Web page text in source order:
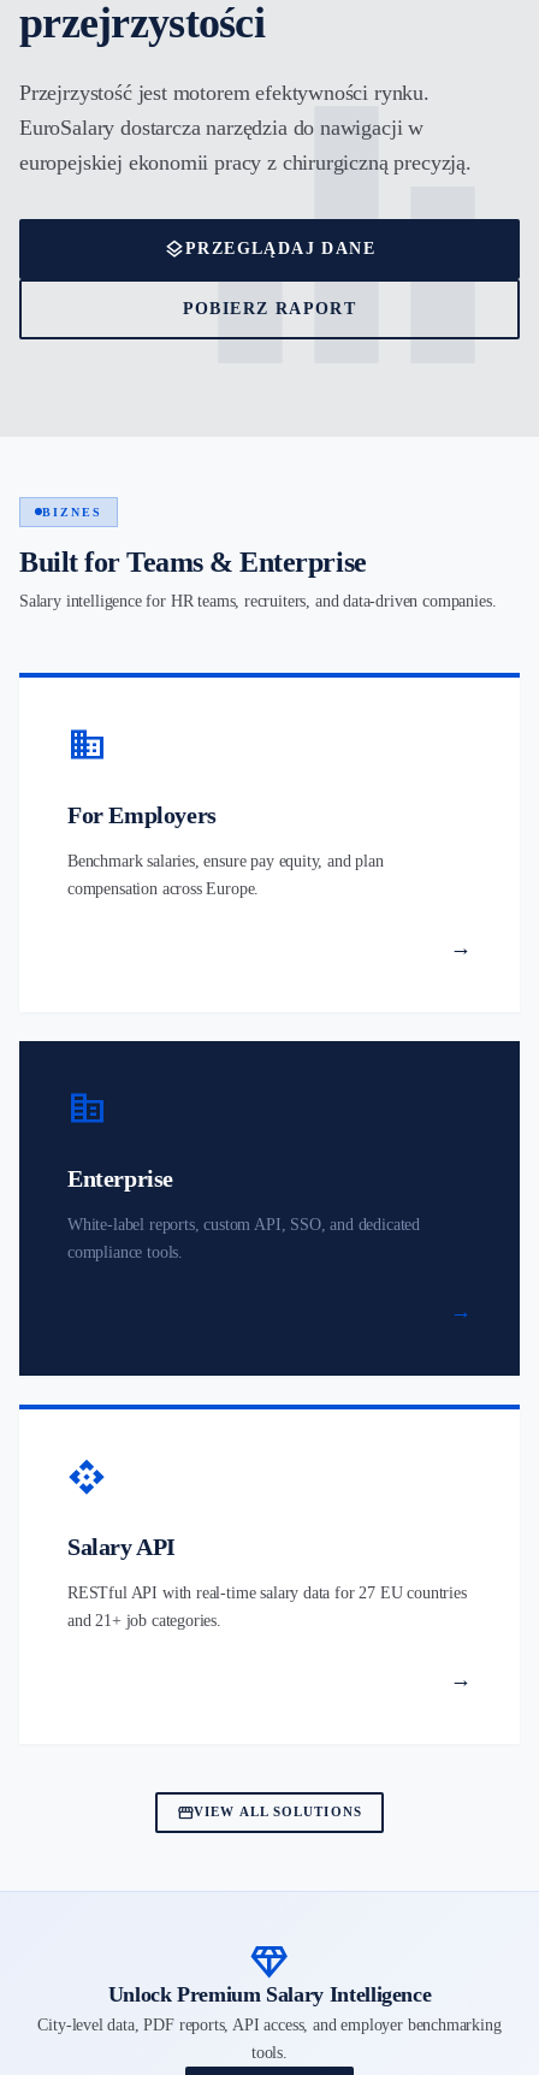
przejrzystości
Przejrzystość jest motorem efektywności rynku.
EuroSalary dostarcza narzędzia do nawigacji w
europejskiej ekonomii pracy z chirurgiczną precyzją.
layersPRZEGLĄDAJ DANE
POBIERZ RAPORT
equalizer
BIZNES
Built for Teams & Enterprise
Salary intelligence for HR teams, recruiters, and data-driven companies.
business
For Employers
Benchmark salaries, ensure pay equity, and plan
compensation across Europe.
→
corporate_fare
Enterprise
White-label reports, custom API, SSO, and dedicated
compliance tools.
→
api
Salary API
RESTful API with real-time salary data for 27 EU countries
and 21+ job categories.
→
storefrontVIEW ALL SOLUTIONS
diamond
Unlock Premium Salary Intelligence
City-level data, PDF reports, API access, and employer benchmarking
tools.